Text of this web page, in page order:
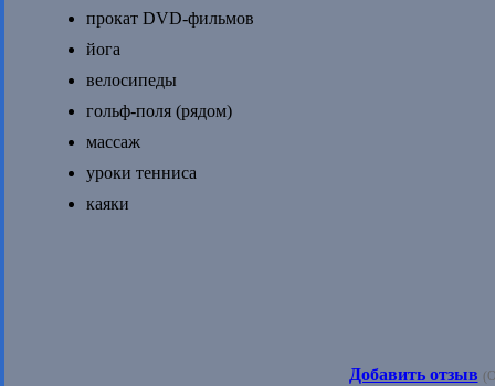
прокат DVD-фильмов
йога
велосипеды
гольф-поля (рядом)
массаж
уроки тенниса
каяки
Добавить отзыв